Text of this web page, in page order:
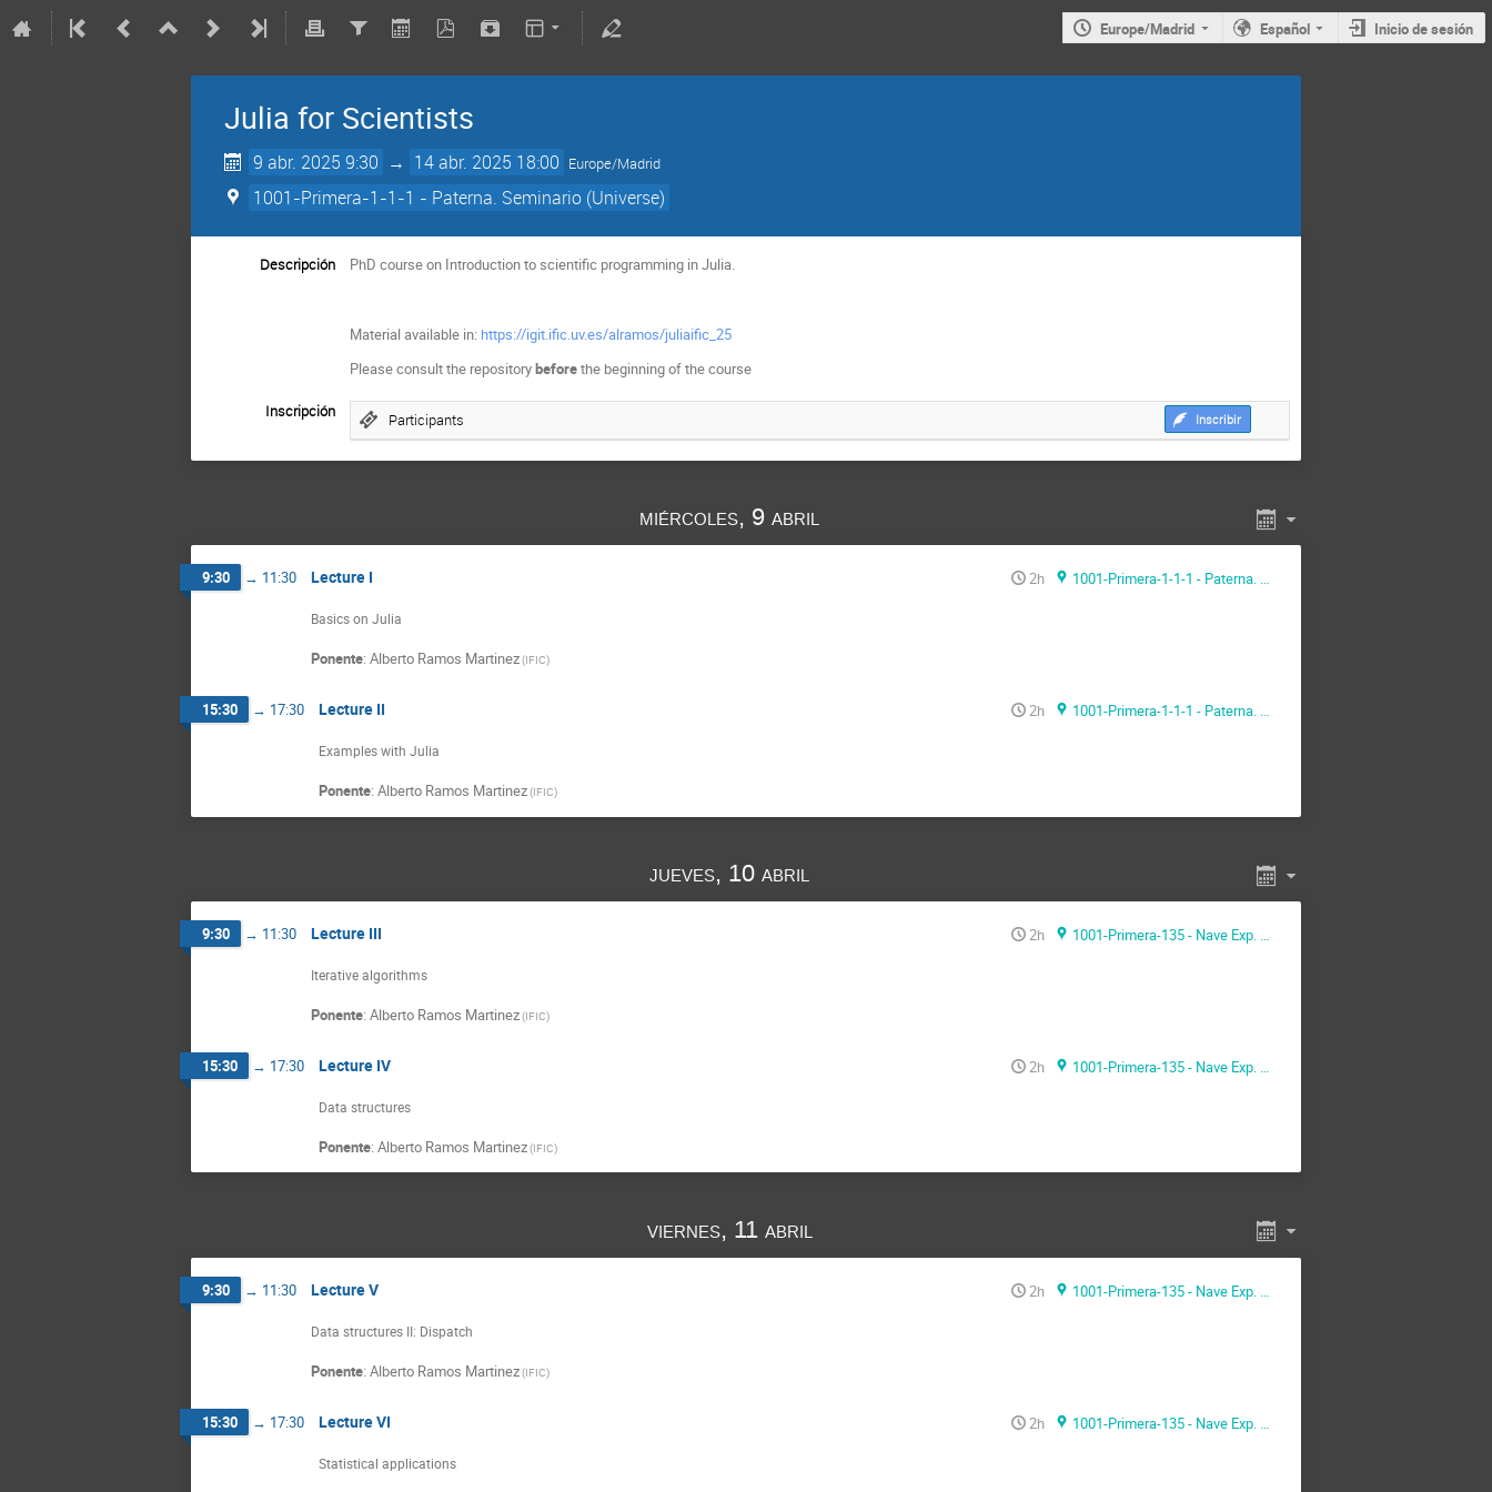
Europe/Madrid Español Inicio de sesión
Julia for Scientists
9 abr. 2025 9:30 → 14 abr. 2025 18:00 Europe/Madrid
1001-Primera-1-1-1 - Paterna. Seminario (Universe)
Descripción PhD course on Introduction to scientific programming in Julia.
Material available in: https://igit.ific.uv.es/alramos/juliaific_25
Please consult the repositorybeforethe beginning of the course
Inscripción Participants Inscribir
miércoles, 9 abril
9:30 → 11:30 Lecture I 2h 1001-Primera-1-1-1 - Paterna. Seminario
Basics on Julia
Ponente: Alberto Ramos Martinez(IFIC)
15:30 → 17:30 Lecture II 2h 1001-Primera-1-1-1 - Paterna. Seminario
Examples with Julia
Ponente: Alberto Ramos Martinez(IFIC)
jueves, 10 abril
9:30 → 11:30 Lecture III 2h 1001-Primera-135 - Nave Exp. Sala de Audiovisuales
Iterative algorithms
Ponente: Alberto Ramos Martinez(IFIC)
15:30 → 17:30 Lecture IV 2h 1001-Primera-135 - Nave Exp. Sala de Audiovisuales
Data structures
Ponente: Alberto Ramos Martinez(IFIC)
viernes, 11 abril
9:30 → 11:30 Lecture V 2h 1001-Primera-135 - Nave Exp. Sala de Audiovisuales
Data structures II: Dispatch
Ponente: Alberto Ramos Martinez(IFIC)
15:30 → 17:30 Lecture VI 2h 1001-Primera-135 - Nave Exp. Sala de Audiovisuales
Statistical applications